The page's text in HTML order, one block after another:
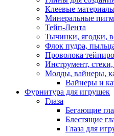
Клеевые
Минеральные
Тейп-Лента
Тычинки, ягодки,
Флок пудра,
Проволока
Инструмент, стеки,
Молды, вайнеры,
Вайнеры и
Фурнитура для игрушек
Глаза
Бегающие
Блестящие
Глаза для